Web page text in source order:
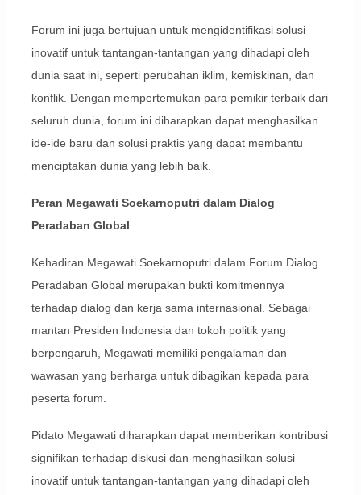
Forum ini juga bertujuan untuk mengidentifikasi solusi
inovatif untuk tantangan-tantangan yang dihadapi oleh
dunia saat ini, seperti perubahan iklim, kemiskinan, dan
konflik. Dengan mempertemukan para pemikir terbaik dari
seluruh dunia, forum ini diharapkan dapat menghasilkan
ide-ide baru dan solusi praktis yang dapat membantu
menciptakan dunia yang lebih baik.
Peran Megawati Soekarnoputri dalam Dialog
Peradaban Global
Kehadiran Megawati Soekarnoputri dalam Forum Dialog
Peradaban Global merupakan bukti komitmennya
terhadap dialog dan kerja sama internasional. Sebagai
mantan Presiden Indonesia dan tokoh politik yang
berpengaruh, Megawati memiliki pengalaman dan
wawasan yang berharga untuk dibagikan kepada para
peserta forum.
Pidato Megawati diharapkan dapat memberikan kontribusi
signifikan terhadap diskusi dan menghasilkan solusi
inovatif untuk tantangan-tantangan yang dihadapi oleh